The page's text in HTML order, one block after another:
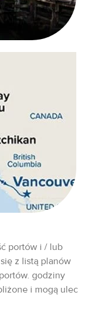
portów i / lub
z listą planów
godziny
i mogą ulec